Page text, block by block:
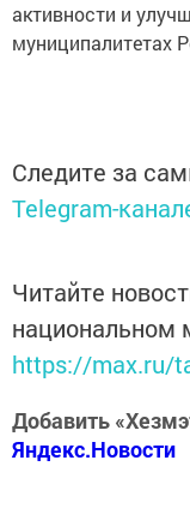
активности и
муниципалитетах
Следите за
Telegram-
Читайте
национальном
https://max.ru/
Добавить
Яндекс.Новости